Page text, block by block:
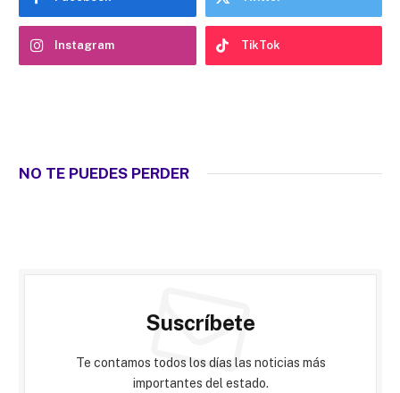
Instagram TikTok
NO TE PUEDES PERDER
Suscríbete
Te contamos todos los días las noticias más
importantes del estado.